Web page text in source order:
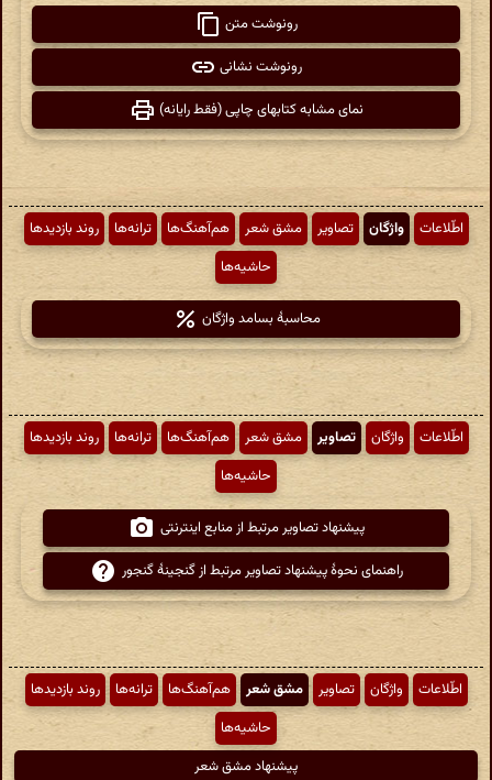
رونوشت متن
رونوشت نشانی
نمای مشابه کتابهای چاپی (فقط رایانه)
اطّلاعات واژگان تصاویر مشق شعر هم‌آهنگ‌ها ترانه‌ها
روند بازدیدها
حاشیه‌ها
محاسبهٔ بسامد واژگان
اطّلاعات واژگان تصاویر مشق شعر هم‌آهنگ‌ها ترانه‌ها
روند بازدیدها
حاشیه‌ها
پیشنهاد تصاویر مرتبط از منابع اینترنتی
راهنمای نحوهٔ پیشنهاد تصاویر مرتبط از گنجینهٔ گنجور
اطّلاعات واژگان تصاویر مشق شعر هم‌آهنگ‌ها ترانه‌ها
روند بازدیدها
حاشیه‌ها
پیشنهاد مشق شعر